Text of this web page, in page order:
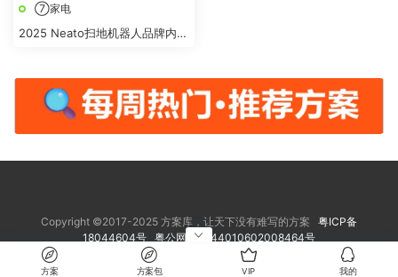
⑦家电
2025 Neato扫地机器人品牌内容
Copyright ©2017-2025 方案库，让天下没有难写的方案 粤ICP备
18044604号 粤公网安备 44010602008464号
方案 方案包 VIP 我的